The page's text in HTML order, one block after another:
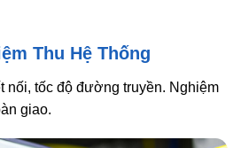
Thu Hệ Thống
nối, tốc độ đường truyền. Nghiệm
giao.